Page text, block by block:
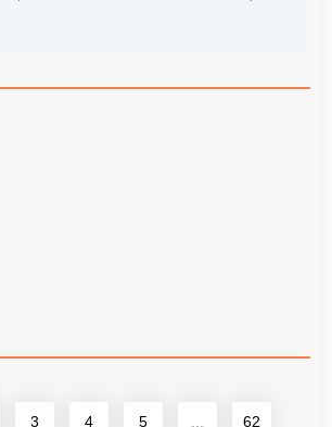
3 4 5 62